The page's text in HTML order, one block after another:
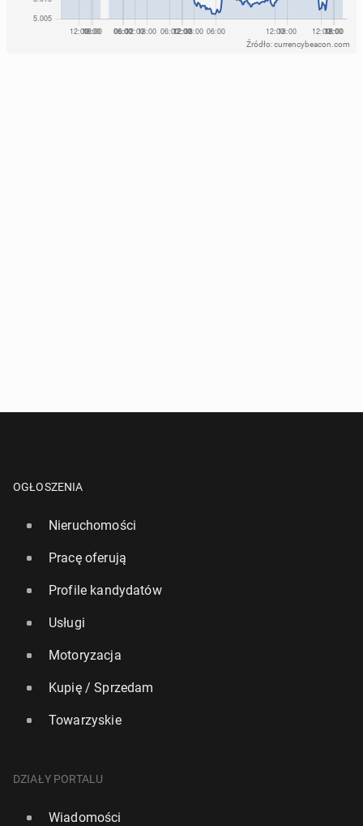
Źródło: currencybeacon.com
OGŁOSZENIA
Nieruchomości
Pracę oferują
Profile kandydatów
Usługi
Motoryzacja
Kupię / Sprzedam
Towarzyskie
DZIAŁY PORTALU
Wiadomości